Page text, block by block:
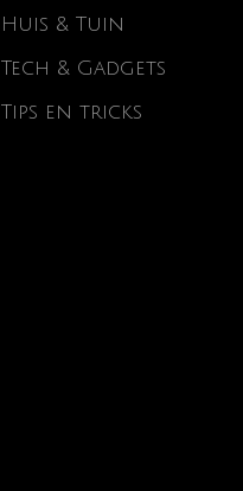
Huis & Tuin
Tech & Gadgets
Tips en tricks